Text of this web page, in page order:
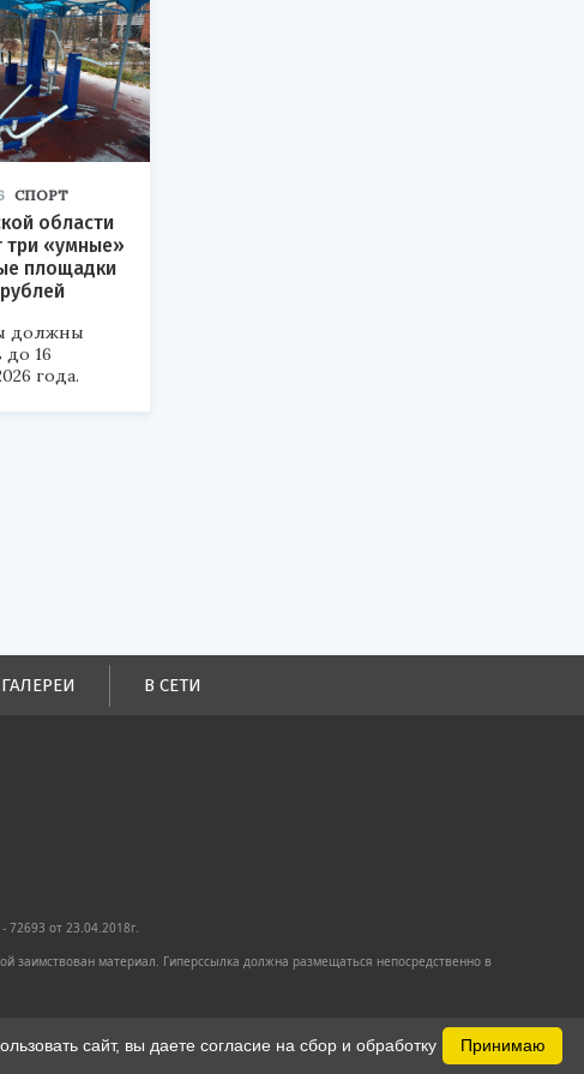
СПОРТ
области
три «умные»
площадки
должны
до 16
года.
ГАЛЕРЕИ В СЕТИ
72693 от 23.04.2018г.
заимствован материал. Гиперссылка должна размещаться непосредственно в
Принимаю
сайт, вы даете согласие на сбор и обработку